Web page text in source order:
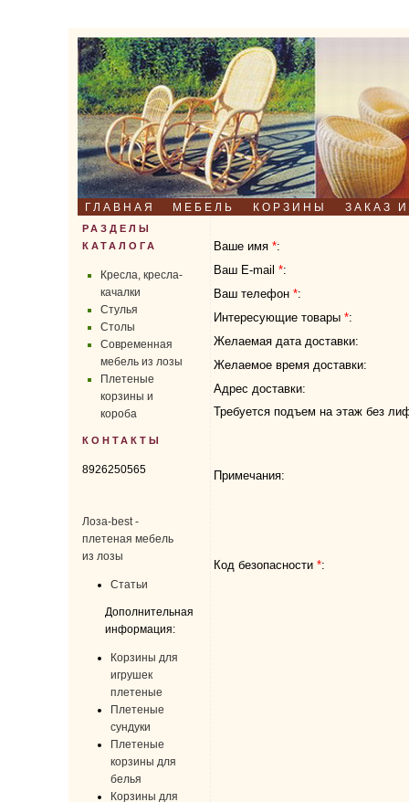
ГЛАВНАЯ МЕБЕЛЬ КОРЗИНЫ ЗАКАЗ
РАЗДЕЛЫ
КАТАЛОГА
Кресла, кресла-
качалки
Стулья
Столы
Современная
мебель из лозы
Плетеные
корзины и
короба
КОНТАКТЫ
8926250565
Лоза-best -
плетеная мебель
из лозы
Статьи
Дополнительная
информация:
Корзины для
игрушек
плетеные
Плетеные
сундуки
Плетеные
корзины для
белья
Корзины для
Ваше имя *:
Ваш E-mail *:
Ваш телефон *:
Интересующие товары *:
Желаемая дата доставки:
Желаемое время доставки:
Адрес доставки:
Требуется подъем на этаж без
Примечания:
Код безопасности *: